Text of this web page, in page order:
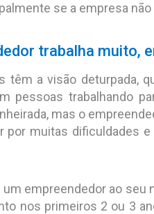
se a empresa
trabalha muito,
têm a visão deturpada,
pessoas trabalhando
mas o
por muitas dificuldades
empreendedor ao seu
nos primeiros 2 ou 3